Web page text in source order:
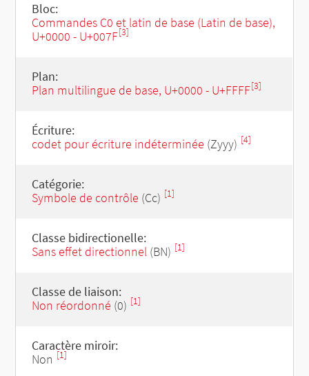
Bloc:
Commandes C0 et latin de base (Latin de base),
U+0000 - U+007F[3]
Plan:
Plan multilingue de base, U+0000 - U+FFFF[3]
Écriture:
codet pour écriture indéterminée (Zyyy) [4]
Catégorie:
Symbole de contrôle (Cc) [1]
Classe bidirectionelle:
Sans effet directionnel(BN) [1]
Classe de liaison:
Non réordonné (0) [1]
Caractère miroir:
Non [1]